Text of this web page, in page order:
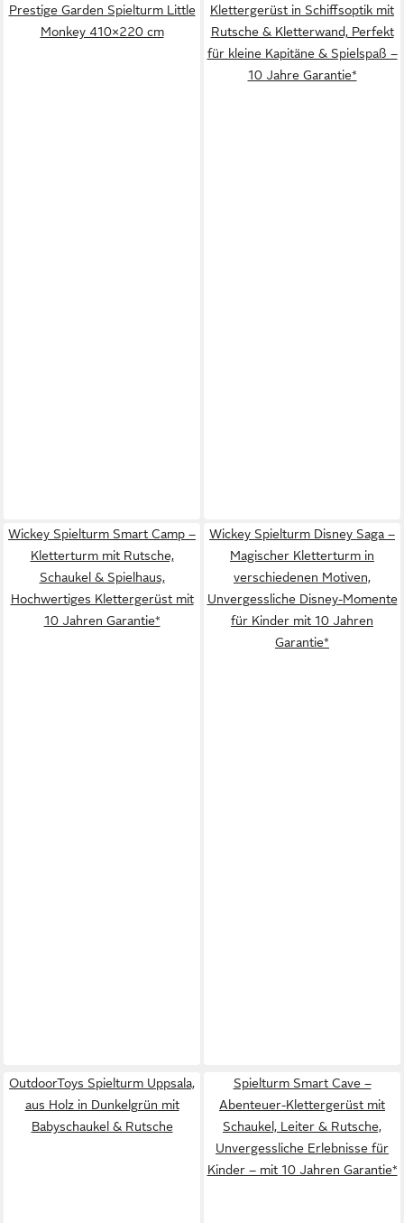
Prestige Garden Spielturm Little
Monkey 410×220 cm
Klettergerüst in Schiffsoptik mit
Rutsche & Kletterwand, Perfekt
für kleine Kapitäne & Spielspaß –
10 Jahre Garantie*
Wickey Spielturm Smart Camp –
Kletterturm mit Rutsche,
Schaukel & Spielhaus,
Hochwertiges Klettergerüst mit
10 Jahren Garantie*
Wickey Spielturm Disney Saga –
Magischer Kletterturm in
verschiedenen Motiven,
Unvergessliche Disney-Momente
für Kinder mit 10 Jahren
Garantie*
OutdoorToys Spielturm Uppsala,
aus Holz in Dunkelgrün mit
Babyschaukel & Rutsche
Spielturm Smart Cave –
Abenteuer-Klettergerüst mit
Schaukel, Leiter & Rutsche,
Unvergessliche Erlebnisse für
Kinder – mit 10 Jahren Garantie*